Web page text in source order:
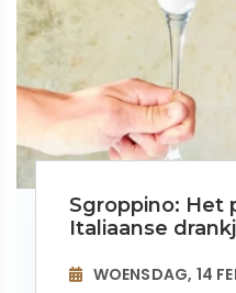
Sgroppino: Het
Italiaanse
WOENSDAG, 14